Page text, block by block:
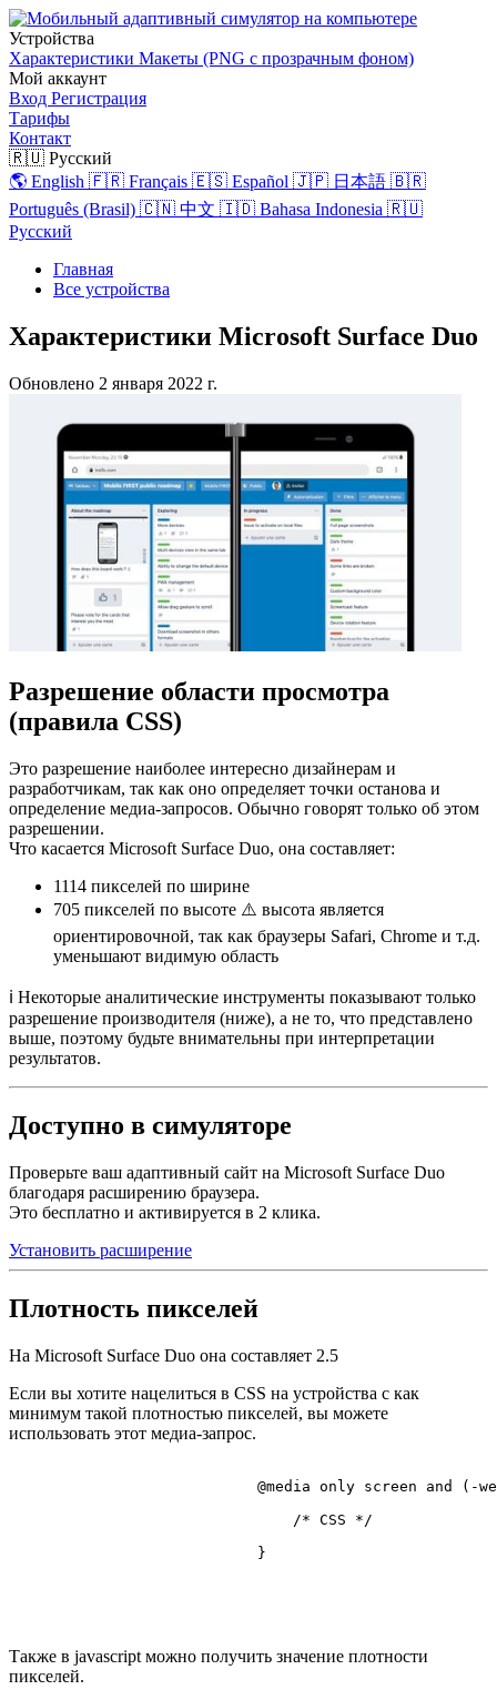
Устройства
Характеристики Макеты (PNG с прозрачным фоном)
Мой аккаунт
Вход Регистрация
Тарифы
Контакт
🇷🇺 Русский
🌎 English 🇫🇷 Français 🇪🇸 Español 🇯🇵 日本語 🇧🇷
Português (Brasil) 🇨🇳 中文 🇮🇩 Bahasa Indonesia 🇷🇺
Русский
Главная
Все устройства
Характеристики Microsoft Surface Duo
Обновлено 2 января 2022 г.
Разрешение области просмотра
(правила CSS)
Это разрешение наиболее интересно дизайнерам и
разработчикам, так как оно определяет точки останова и
определение медиа-запросов. Обычно говорят только об этом
разрешении.
Что касается Microsoft Surface Duo, она составляет:
1114 пикселей по ширине
705 пикселей по высоте ⚠️ высота является
ориентировочной, так как браузеры Safari, Chrome и т.д.
уменьшают видимую область
ℹ️ Некоторые аналитические инструменты показывают только
разрешение производителя (ниже), а не то, что представлено
выше, поэтому будьте внимательны при интерпретации
результатов.
Доступно в симуляторе
Проверьте ваш адаптивный сайт на Microsoft Surface Duo
благодаря расширению браузера.
Это бесплатно и активируется в 2 клика.
Установить расширение
Плотность пикселей
На Microsoft Surface Duo она составляет 2.5
Если вы хотите нацелиться в CSS на устройства с как
минимум такой плотностью пикселей, вы можете
использовать этот медиа-запрос.
@media only screen and (-
/* CSS */
                            }
Также в javascript можно получить значение плотности
пикселей.